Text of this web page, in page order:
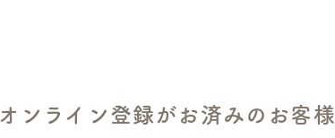
オンライン登録がお済みのお客様